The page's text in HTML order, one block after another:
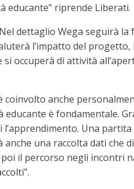
educante” riprende Liberati.
dettaglio Wega seguirà la
l’impatto del progetto,
occuperà di attività
anche
educante è fondamentale.
Una partita
una raccolta dati che
il percorso negli incontri